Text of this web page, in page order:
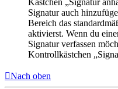
Kästchen „Signatur
Signatur auch
Bereich das
aktivierst. Wenn du
Signatur verfassen
Kontrollkästchen
Nach oben